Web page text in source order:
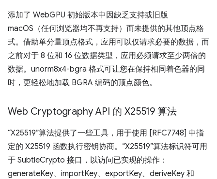
添加了 WebGPU 初始版本中因缺乏支持或旧版
macOS（任何浏览器均不再支持）而未提供的其他顶点格
式。借助单分量顶点格式，应用可以仅请求必要的数据，而
之前对于 8 位和 16 位数据类型，应用必须请求至少两倍的
数据。unorm8x4-bgra 格式可让您在保持相同着色器的同
时，更轻松地加载 BGRA 编码的顶点颜色。
Web Cryptography API 的 X25519 算法
“X25519”算法提供了一些工具，用于使用 [RFC7748] 中指
定的 X25519 函数执行密钥协商。“X25519”算法标识符可用
于 SubtleCrypto 接口，以访问已实现的操作：
generateKey、importKey、exportKey、deriveKey 和